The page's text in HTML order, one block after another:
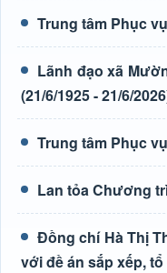
Trung tâm Phục
Lãnh đạo xã
(21/6/1925 - 21/6/
Trung tâm Phục
Lan tỏa Chương
Đồng chí Hà Thị
với đề án sắp xếp,